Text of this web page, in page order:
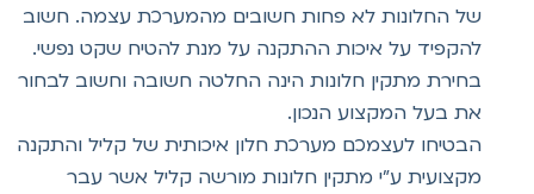
של החלונות לא פחות חשובים מהמערכת עצמה. חשוב
להקפיד על איכות ההתקנה על מנת להטיח שקט נפשי.
בחירת מתקין חלונות הינה החלטה חשובה וחשוב לבחור
את בעל המקצוע הנכון.
הבטיחו לעצמכם מערכת חלון איכותית של קליל והתקנה
מקצועית ע"י מתקין חלונות מורשה קליל אשר עבר